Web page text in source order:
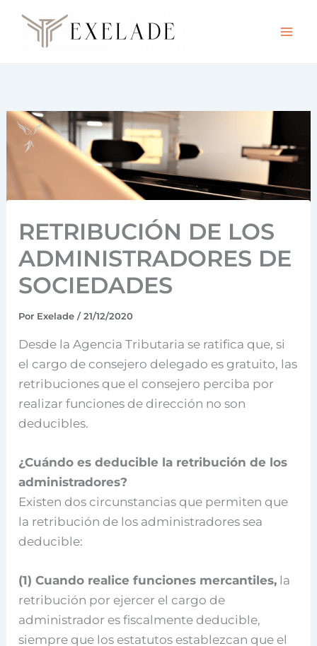
contenido
RETRIBUCIÓN DE LOS
ADMINISTRADORES DE
SOCIEDADES
Por Exelade/21/12/2020
Desde la Agencia Tributaria se ratifica que, si
el cargo de consejero delegado es gratuito, las
retribuciones que el consejero perciba por
realizar funciones de dirección no son
deducibles.
¿Cuándo es deducible la retribución de los
administradores?
Existen dos circunstancias que permiten que
la retribución de los administradores sea
deducible:
(1) Cuando realice funciones mercantiles, la
retribución por ejercer el cargo de
administrador es fiscalmente deducible,
siempre que los estatutos establezcan que el